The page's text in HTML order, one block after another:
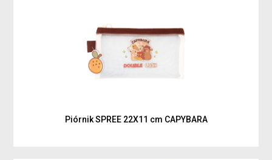
Piórnik SPREE 22X11 cm CAPYBARA